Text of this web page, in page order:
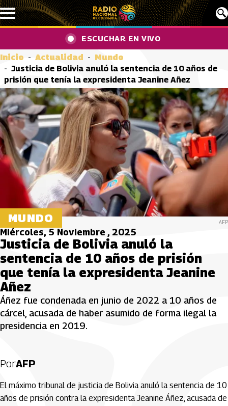
Pasar al contenido principal
ESCUCHAR EN VIVO
Inicio Actualidad
Mundo
Justicia de Bolivia anuló la sentencia de 10 años de
prisión que tenía la expresidenta Jeanine Añez
MUNDO AFP
Miércoles, 5 Noviembre , 2025
Justicia de Bolivia anuló la
sentencia de 10 años de prisión
que tenía la expresidenta Jeanine
Añez
Áñez fue condenada en junio de 2022 a 10 años de
cárcel, acusada de haber asumido de forma ilegal la
presidencia en 2019.
PorAFP
El máximo tribunal de justicia de Bolivia anuló la sentencia de 10
años de prisión contra la expresidenta Jeanine Áñez, acusada de